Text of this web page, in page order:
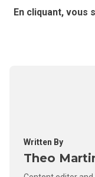
En cliquant, vous
Written By
Theo